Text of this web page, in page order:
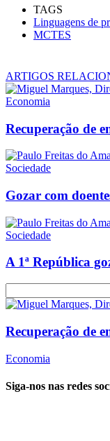
TAGS
Linguagens de
MCTES
ARTIGOS
Economia
Recuperação de
Sociedade
Gozar com
Sociedade
A 1ª República
Recuperação de
Economia
Siga-nos nas redes